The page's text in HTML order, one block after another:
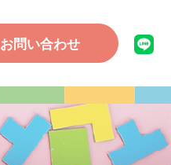
お問い合わせ